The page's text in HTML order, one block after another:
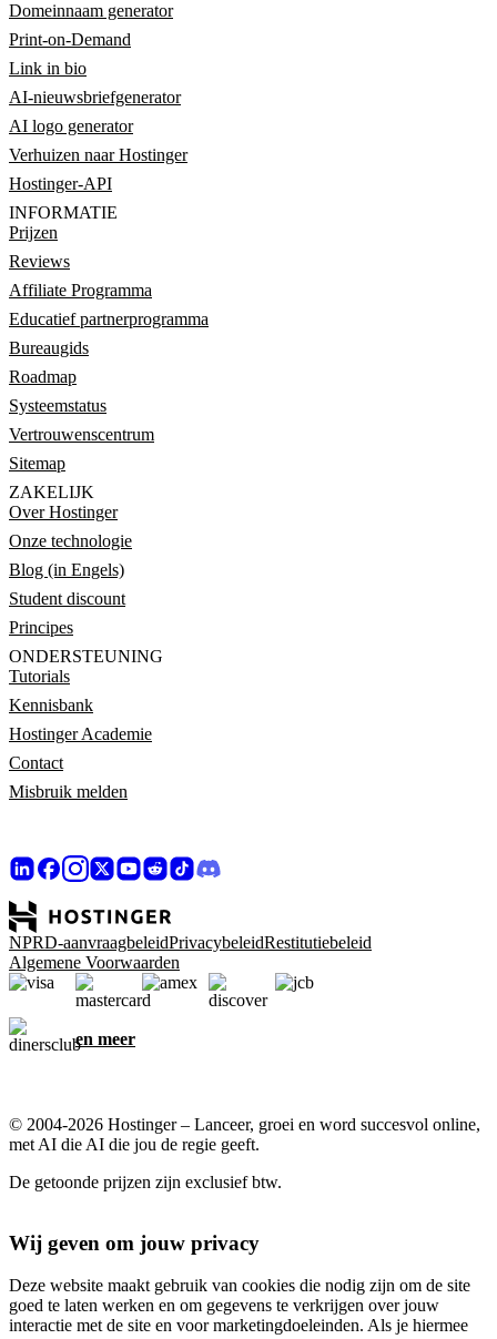
Domeinnaam generator
Print-on-Demand
Link in bio
AI-nieuwsbriefgenerator
AI logo generator
Verhuizen naar Hostinger
Hostinger-API
INFORMATIE
Prijzen
Reviews
Affiliate Programma
Educatief partnerprogramma
Bureaugids
Roadmap
Systeemstatus
Vertrouwenscentrum
Sitemap
ZAKELIJK
Over Hostinger
Onze technologie
Blog (in Engels)
Student discount
Principes
ONDERSTEUNING
Tutorials
Kennisbank
Hostinger Academie
Contact
Misbruik melden
NPRD-aanvraagbeleidPrivacybeleidRestitutiebeleid
Algemene Voorwaarden
en meer
© 2004-2026 Hostinger – Lanceer, groei en word succesvol online,
met AI die AI die jou de regie geeft.
De getoonde prijzen zijn exclusief btw.
Wij geven om jouw privacy
Deze website maakt gebruik van cookies die nodig zijn om de site
goed te laten werken en om gegevens te verkrijgen over jouw
interactie met de site en voor marketingdoeleinden. Als je hiermee